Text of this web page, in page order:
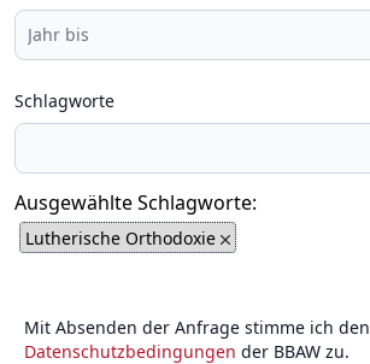
Schlagworte
Ausgewählte Schlagworte:
Lutherische Orthodoxie
Mit Absenden der Anfrage stimme ich den
Datenschutzbedingungen der BBAW zu.